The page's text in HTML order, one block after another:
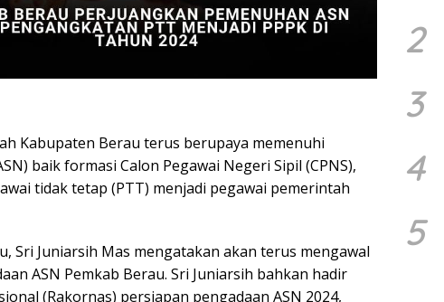
Kabupaten Berau terus berupaya memenuhi
baik formasi Calon Pegawai Negeri Sipil (CPNS),
tidak tetap (PTT) menjadi pegawai pemerintah
Sri Juniarsih Mas mengatakan akan terus mengawal
ASN Pemkab Berau. Sri Juniarsih bahkan hadir
(Rakornas) persiapan pengadaan ASN 2024,
2
3
4
5